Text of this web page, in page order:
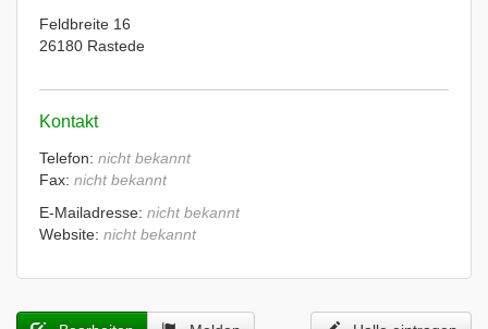
Feldbreite 16
26180 Rastede
Kontakt
Telefon: nicht bekannt
Fax: nicht bekannt
E-Mailadresse: nicht bekannt
Website: nicht bekannt